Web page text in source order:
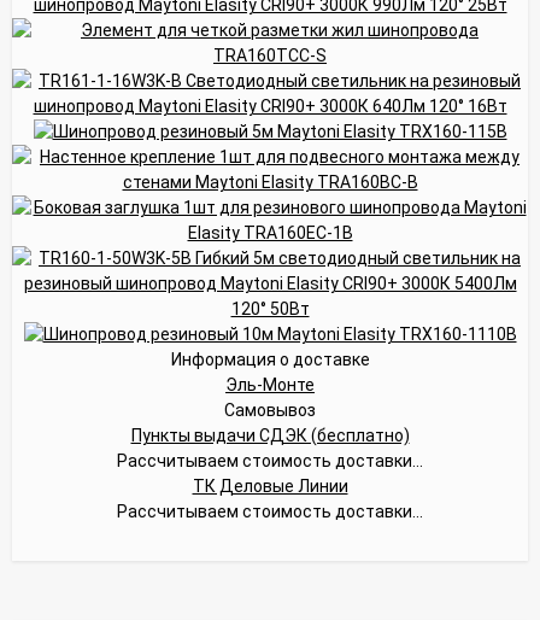
Информация о доставке
Эль-Монте
Самовывоз
Пункты выдачи СДЭК (бесплатно)
Рассчитываем стоимость доставки...
ТК Деловые Линии
Рассчитываем стоимость доставки...